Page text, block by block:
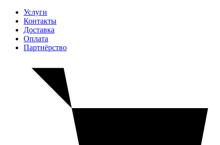
Услуги
Контакты
Доставка
Оплата
Партнёрство